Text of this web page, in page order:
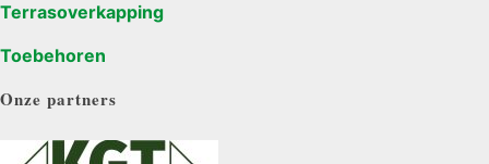
Terrasoverkapping
Toebehoren
Onze partners